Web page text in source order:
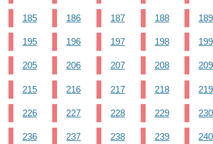
185 186 187 188 189
195 196 197 198 199
205 206 207 208 209
215 216 217 218 219
226 227 228 229 230
236 237 238 239 240